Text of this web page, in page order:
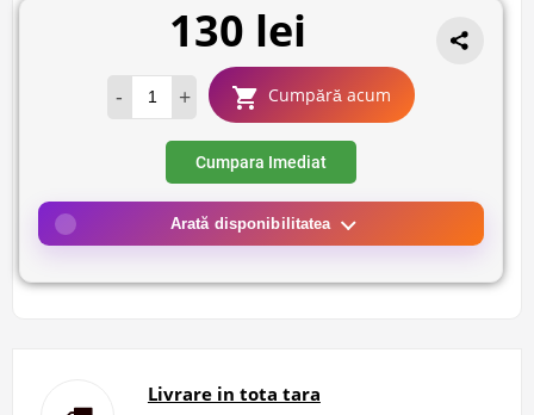
130 lei
- + Cumpără acum
Cumpara Imediat
Arată disponibilitatea
Livrare in tota tara